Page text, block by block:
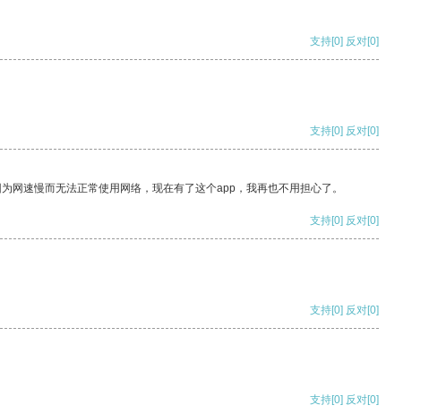
支持[0] 反对[0]
支持[0] 反对[0]
速慢而无法正常使用网络，现在有了这个app，我再也不用担心了。
支持[0] 反对[0]
支持[0] 反对[0]
支持[0] 反对[0]